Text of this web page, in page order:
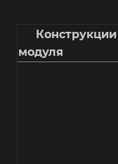
Конструкции
модуля